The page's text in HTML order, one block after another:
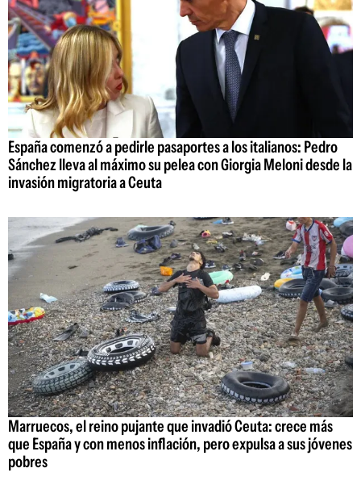
España comenzó a pedirle pasaportes a los italianos: Pedro
Sánchez lleva al máximo su pelea con Giorgia Meloni desde la
invasión migratoria a Ceuta
Marruecos, el reino pujante que invadió Ceuta: crece más
que España y con menos inflación, pero expulsa a sus jóvenes
pobres